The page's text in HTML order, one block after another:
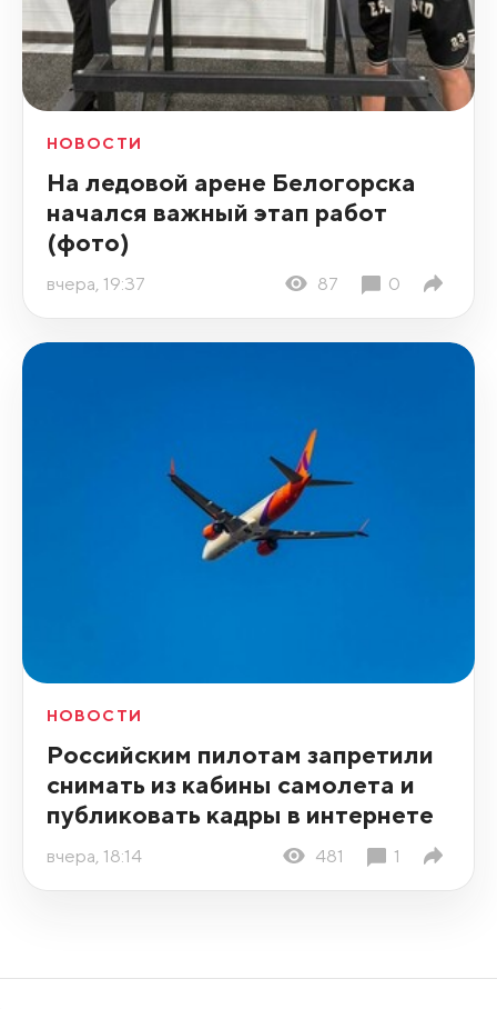
НОВОСТИ
На ледовой арене Белогорска
начался важный этап работ
(фото)
вчера, 19:37 87 0
НОВОСТИ
Российским пилотам запретили
снимать из кабины самолета и
публиковать кадры в интернете
вчера, 18:14 481 1